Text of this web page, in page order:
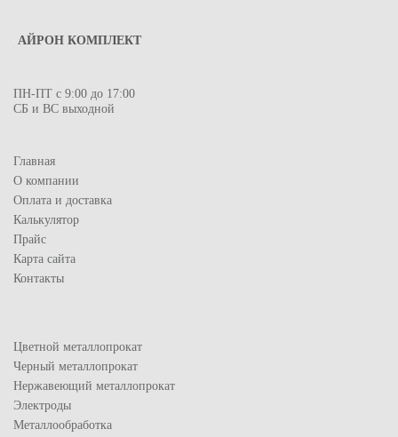
АЙРОН КОМПЛЕКТ
ПН-ПТ с 9:00 до 17:00
СБ и ВС выходной
Главная
О компании
Оплата и доставка
Калькулятор
Прайс
Карта сайта
Контакты
Цветной металлопрокат
Черный металлопрокат
Нержавеющий металлопрокат
Электроды
Металлообработка